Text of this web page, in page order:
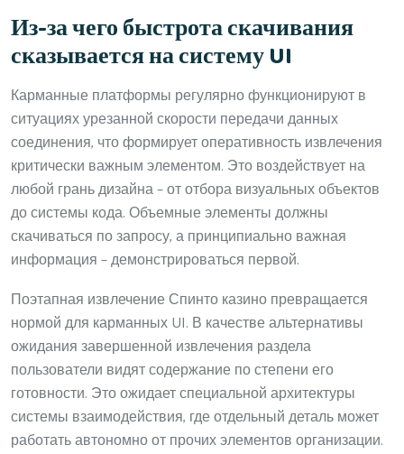
Из-за чего быстрота скачивания
сказывается на систему UI
Карманные платформы регулярно функционируют в
ситуациях урезанной скорости передачи данных
соединения, что формирует оперативность извлечения
критически важным элементом. Это воздействует на
любой грань дизайна – от отбора визуальных объектов
до системы кода. Объемные элементы должны
скачиваться по запросу, а принципиально важная
информация – демонстрироваться первой.
Поэтапная извлечение Спинто казино превращается
нормой для карманных UI. В качестве альтернативы
ожидания завершенной извлечения раздела
пользователи видят содержание по степени его
готовности. Это ожидает специальной архитектуры
системы взаимодействия, где отдельный деталь может
работать автономно от прочих элементов организации.